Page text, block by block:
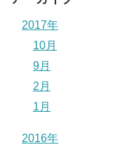
2017年
10月
9月
2月
1月
2016年